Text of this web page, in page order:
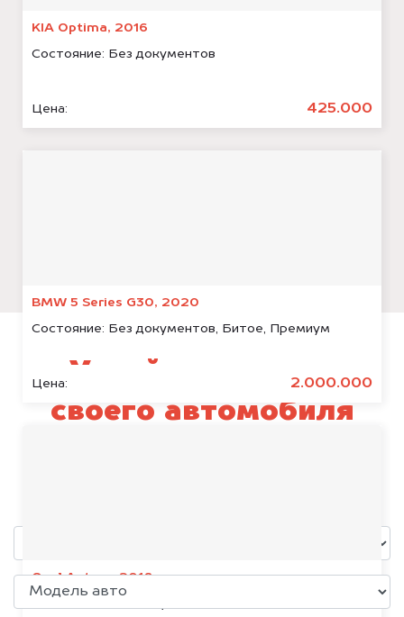
KIA Optima, 2016
Состояние: Без документов
Цена: 425.000
BMW 5 Series G30, 2020
Состояние: Без документов, Битое, Премиум
Цена: 2.000.000
Opel Antara, 2018
Узнай стоимость
своего автомобиля